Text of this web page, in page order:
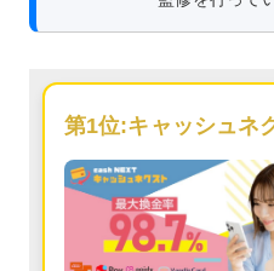
第1位:キャッシュネ